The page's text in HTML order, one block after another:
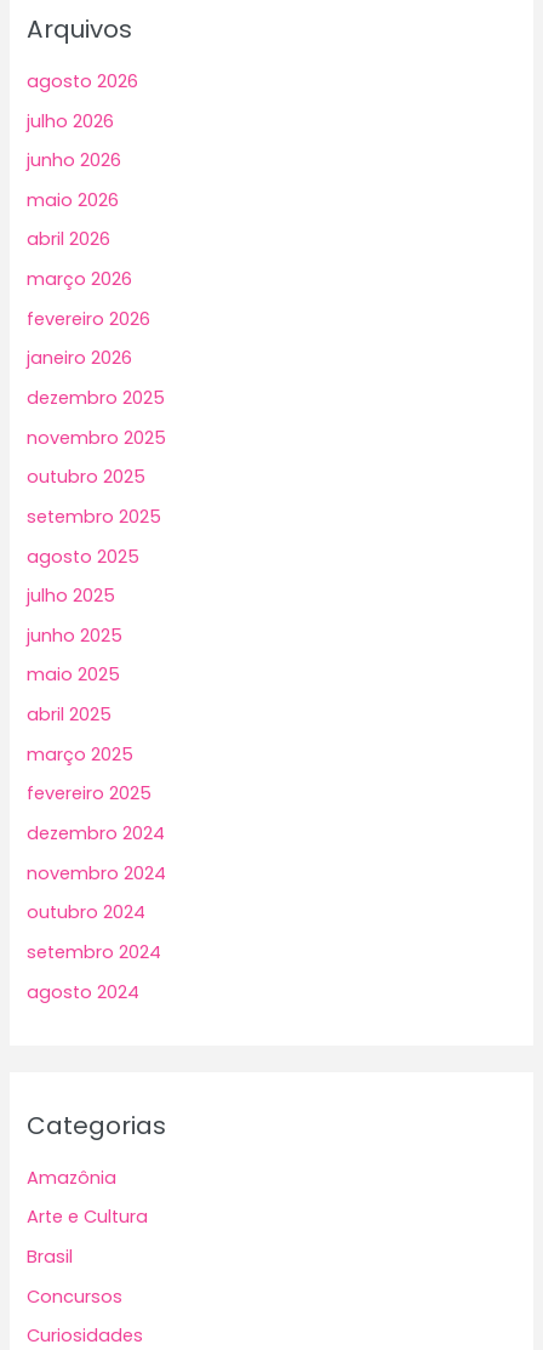
Arquivos
agosto 2026
julho 2026
junho 2026
maio 2026
abril 2026
março 2026
fevereiro 2026
janeiro 2026
dezembro 2025
novembro 2025
outubro 2025
setembro 2025
agosto 2025
julho 2025
junho 2025
maio 2025
abril 2025
março 2025
fevereiro 2025
dezembro 2024
novembro 2024
outubro 2024
setembro 2024
agosto 2024
Categorias
Amazônia
Arte e Cultura
Brasil
Concursos
Curiosidades